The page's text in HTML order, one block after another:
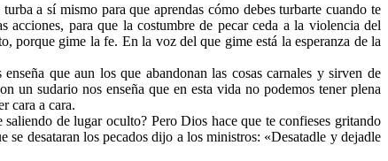
a sí mismo para que aprendas cómo debes turbarte cuando te
acciones, para que la costumbre de pecar ceda a la violencia del
porque gime la fe. En la voz del que gime está la esperanza de la
que aun los que abandonan las cosas carnales y sirven de
un sudario nos enseña que en esta vida no podemos tener plena
cara a cara.
de lugar oculto? Pero Dios hace que te confieses gritando
se desataran los pecados dijo a los ministros: «Desatadle y dejadle